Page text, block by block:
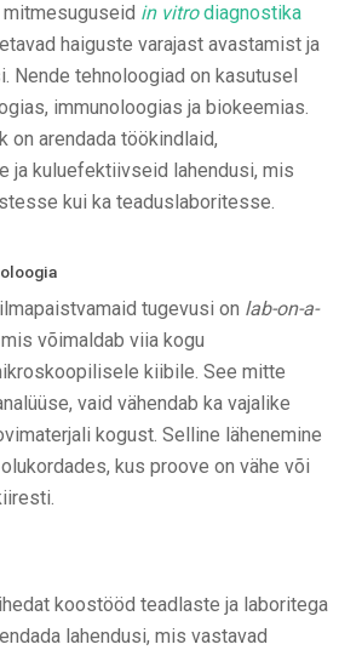
mitmesuguseid in vitrodiagnostika
haiguste varajast avastamist ja
Nende tehnoloogiad on kasutusel
immunoloogias ja biokeemias.
on arendada töökindlaid,
ja kuluefektiivseid lahendusi, mis
kui ka teaduslaboritesse.
tugevusi on lab-on-a-
võimaldab viia kogu
kiibile. See mitte
vaid vähendab ka vajalike
kogust. Selline lähenemine
kus proove on vähe või
koostööd teadlaste ja laboritega
lahendusi, mis vastavad